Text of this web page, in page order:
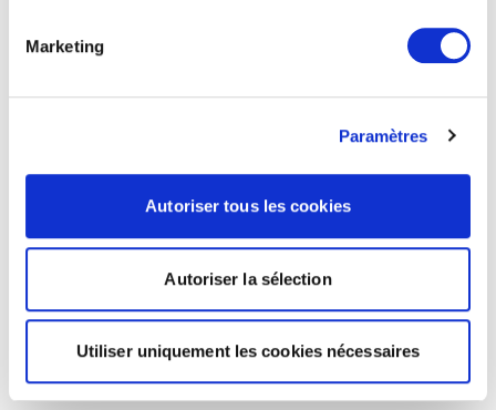
Marketing
Paramètres
Autoriser tous les cookies
Autoriser la sélection
Utiliser uniquement les cookies nécessaires